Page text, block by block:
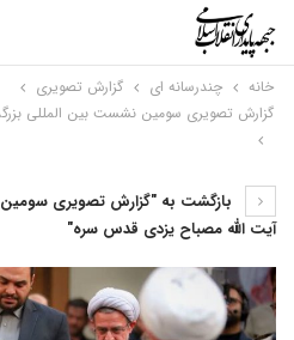
خانه چندرسانه ای
گزارش تصویری
گزارش تصویری سومین نشست بین المللی
بازگشت به "گزارش تصویری
آیت الله مصباح یزدی قدس سره"